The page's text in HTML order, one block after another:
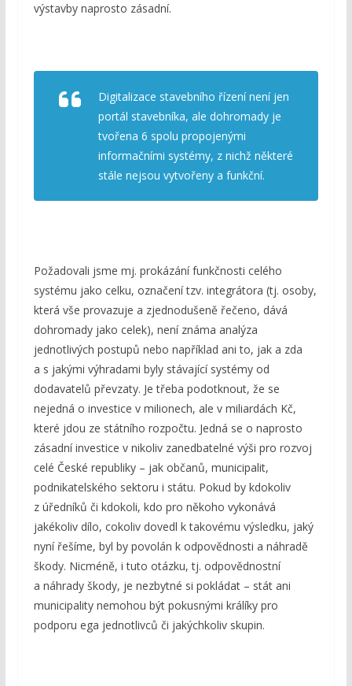
výstavby naprosto zásadní.
Digitalizace stavebního řízení není jen
portál stavebníka, ale dohromady je
tvořena 6 spolu propojenými
informačními systémy, z nichž některé
stále nejsou vytvořeny a funkční.
Požadovali jsme mj. prokázání funkčnosti celého
systému jako celku, označení tzv. integrátora (tj. osoby,
která vše provazuje a zjednodušeně řečeno, dává
dohromady jako celek), není známa analýza
jednotlivých postupů nebo například ani to, jak a zda
a s jakými výhradami byly stávající systémy od
dodavatelů převzaty. Je třeba podotknout, že se
nejedná o investice v milionech, ale v miliardách Kč,
které jdou ze státního rozpočtu. Jedná se o naprosto
zásadní investice v nikoliv zanedbatelné výši pro rozvoj
celé České republiky – jak občanů, municipalit,
podnikatelského sektoru i státu. Pokud by kdokoliv
z úředníků či kdokoli, kdo pro někoho vykonává
jakékoliv dílo, cokoliv dovedl k takovému výsledku, jaký
nyní řešíme, byl by povolán k odpovědnosti a náhradě
škody. Nicméně, i tuto otázku, tj. odpovědnostní
a náhrady škody, je nezbytné si pokládat – stát ani
municipality nemohou být pokusnými králíky pro
podporu ega jednotlivců či jakýchkoliv skupin.